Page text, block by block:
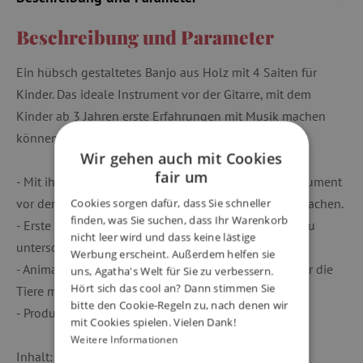
Beschreibung und Parameter
Ein hübsch gestaltetes Banjo aus Holz mit 4 Saiten für
Kinder. Das ideale Instrument vor der Gitarre, mit dem
Kinder ab 3 Jahren erste Erfahrungen mit Musik machen
können.
- Mit ihrer handlichen Größe ist sie das perfekte Instrument
vor der Gitarre, um erste Erfahrungen mit Musik zu machen.
- Erste Erfahrungen mit Musik machen, lernen Töne zu
unterscheiden, ein Gefühl für Rhythmus entwickeln.
- Animambo, eine schöne und farbenfrohe Welt, in der die
Tiere mit Pauken und Trompeten vorbeiziehen.
- Produkt aus FSC®-zertifiziertem Holz.
Inhalt: 1 Banjo (Holz, Metall und Kunststoff).
Wir gehen auch mit Cookies
fair um
Cookies sorgen dafür, dass Sie schneller
finden, was Sie suchen, dass Ihr Warenkorb
nicht leer wird und dass keine lästige
Werbung erscheint. Außerdem helfen sie
uns, Agatha's Welt für Sie zu verbessern.
Hört sich das cool an? Dann stimmen Sie
bitte den Cookie-Regeln zu, nach denen wir
mit Cookies spielen. Vielen Dank!
Weitere Informationen